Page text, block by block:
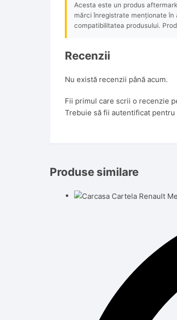
Acesta este un produs
mărci înregistrate menționate
compatibilitatea produsului.
Recenzii
Nu există recenzii până acum.
Fii primul care scrii o recenzie
Trebuie să fii autentificat pentru
Produse similare